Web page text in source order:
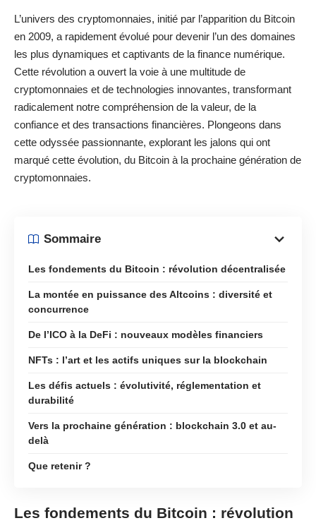
L’univers des cryptomonnaies, initié par l’apparition du Bitcoin
en 2009, a rapidement évolué pour devenir l’un des domaines
les plus dynamiques et captivants de la finance numérique.
Cette révolution a ouvert la voie à une multitude de
cryptomonnaies et de technologies innovantes, transformant
radicalement notre compréhension de la valeur, de la
confiance et des transactions financières. Plongeons dans
cette odyssée passionnante, explorant les jalons qui ont
marqué cette évolution, du Bitcoin à la prochaine génération de
cryptomonnaies.
Sommaire
Les fondements du Bitcoin : révolution décentralisée
La montée en puissance des Altcoins : diversité et
concurrence
De l’ICO à la DeFi : nouveaux modèles financiers
NFTs : l’art et les actifs uniques sur la blockchain
Les défis actuels : évolutivité, réglementation et
durabilité
Vers la prochaine génération : blockchain 3.0 et au-
delà
Que retenir ?
Les fondements du Bitcoin : révolution